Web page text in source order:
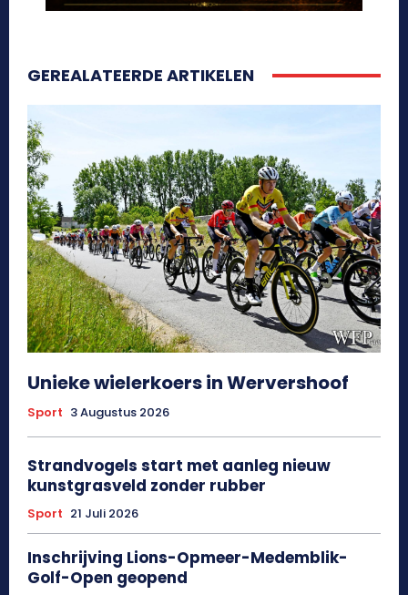
GEREALATEERDE ARTIKELEN
Unieke wielerkoers in Wervershoof
Sport 3 Augustus 2026
Strandvogels start met aanleg nieuw
kunstgrasveld zonder rubber
Sport 21 Juli 2026
Inschrijving Lions-Opmeer-Medemblik-
Golf-Open geopend